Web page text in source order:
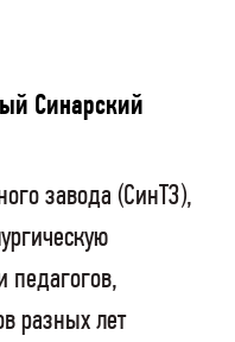
Синарский
завода (СинТЗ),
разных лет